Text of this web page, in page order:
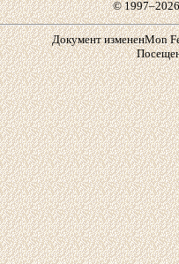
©
Документ измененMon